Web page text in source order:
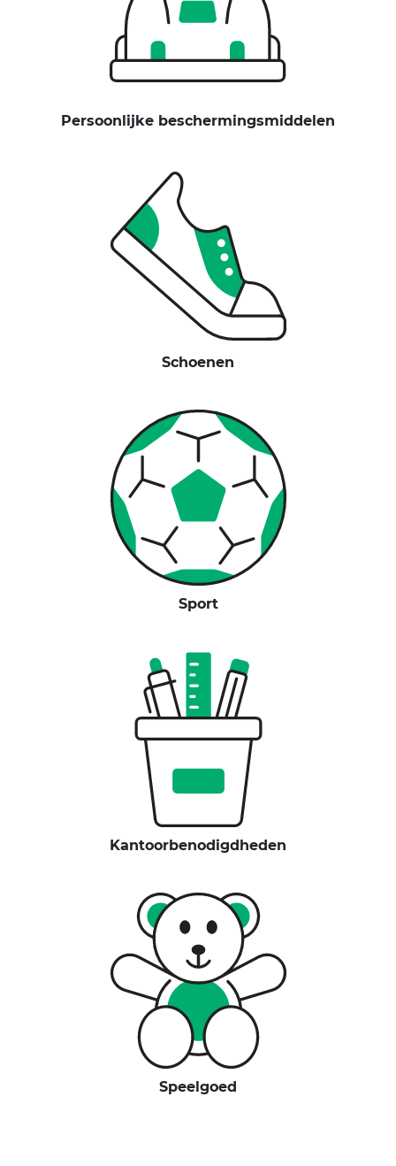
Persoonlijke beschermingsmiddelen
Schoenen
Sport
Kantoorbenodigdheden
Speelgoed